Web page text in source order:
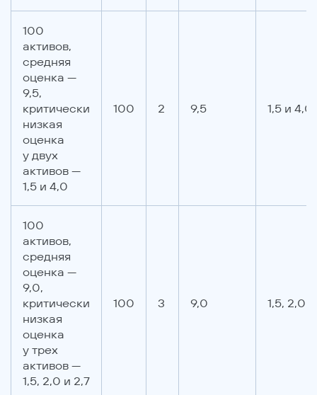
100
активов,
средняя
оценка —
9,5,
критически
низкая
оценка
у двух
активов —
1,5 и 4,0
100 2 9,5 1,5 и 4,0
100
активов,
средняя
оценка —
9,0,
критически
низкая
оценка
у трех
активов —
1,5, 2,0 и 2,7
100 3 9,0 1,5, 2,0